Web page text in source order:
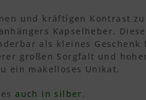
und kräftigen Kontrast
Kapselheber.
als kleines Geschenk
großen Sorgfalt und
ein makelloses Unikat.
esauch in silber.